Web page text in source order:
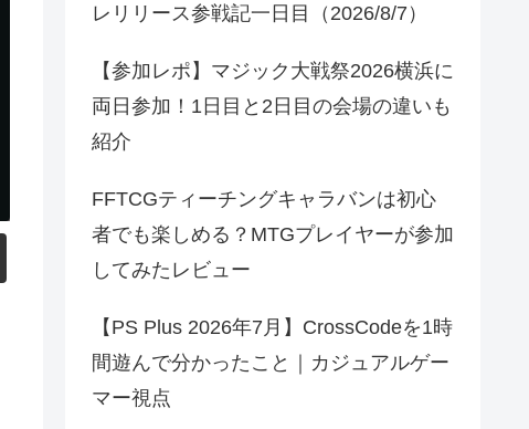
レリリース参戦記一日目（2026/8/7）
【参加レポ】マジック大戦祭2026横浜に
両日参加！1日目と2日目の会場の違いも
紹介
FFTCGティーチングキャラバンは初心
者でも楽しめる？MTGプレイヤーが参加
してみたレビュー
【PS Plus 2026年7月】CrossCodeを1時
間遊んで分かったこと｜カジュアルゲー
マー視点